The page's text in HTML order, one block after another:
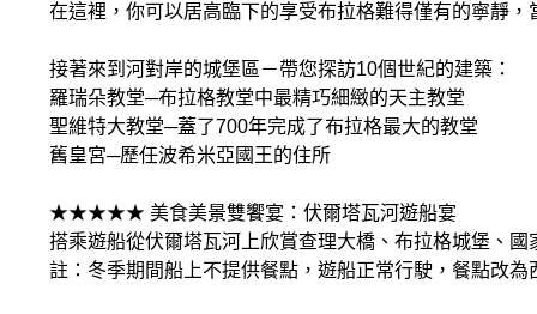
在這裡，你可以居高臨下的享受布拉格難得僅有的寧靜
接著來到河對岸的城堡區－帶您探訪10個世紀的建築：
羅瑞朵教堂─布拉格教堂中最精巧細緻的天主教堂
聖維特大教堂─蓋了700年完成了布拉格最大的教堂
舊皇宮─歷任波希米亞國王的住所
★★★★★ 美食美景雙饗宴：伏爾塔瓦河遊船宴
搭乘遊船從伏爾塔瓦河上欣賞查理大橋、布拉格城堡、
註：冬季期間船上不提供餐點，遊船正常行駛，餐點改為